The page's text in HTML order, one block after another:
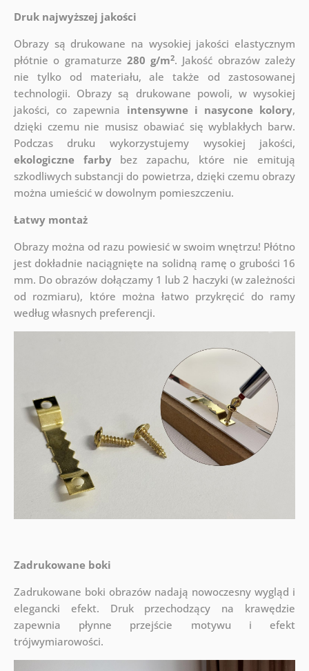
Druk najwyższej jakości
Obrazy są drukowane na wysokiej jakości elastycznym
płótnie o gramaturze 280 g/m2. Jakość obrazów zależy
nie tylko od materiału, ale także od zastosowanej
technologii. Obrazy są drukowane powoli, w wysokiej
jakości, co zapewnia intensywne i nasycone kolory,
dzięki czemu nie musisz obawiać się wyblakłych barw.
Podczas druku wykorzystujemy wysokiej jakości,
ekologiczne farbybez zapachu, które nie emitują
szkodliwych substancji do powietrza, dzięki czemu obrazy
można umieścić w dowolnym pomieszczeniu.
Łatwy montaż
Obrazy można od razu powiesić w swoim wnętrzu! Płótno
jest dokładnie naciągnięte na solidną ramę o grubości 16
mm. Do obrazów dołączamy 1 lub 2 haczyki (w zależności
od rozmiaru), które można łatwo przykręcić do ramy
według własnych preferencji.
Zadrukowane boki
Zadrukowane boki obrazów nadają nowoczesny wygląd i
elegancki efekt. Druk przechodzący na krawędzie
zapewnia płynne przejście motywu i efekt
trójwymiarowości.